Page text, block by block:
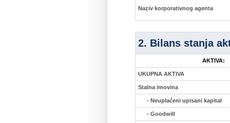
Naziv korporativnog agenta
2. Bilans stanja
AKTIVA:
UKUPNA AKTIVA
Stalna imovina
- Neuplaćeni upisani kapital
- Goodwill